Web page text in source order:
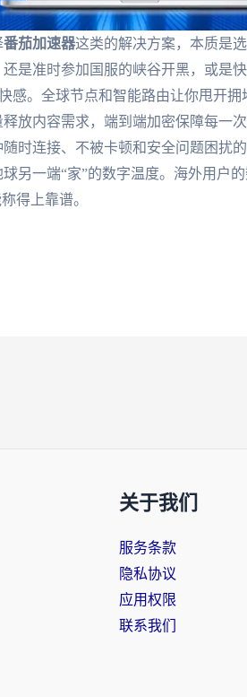
番茄加速器这类的解决方案，本质是
是准时参加国服的峡谷开黑，或是
感。全球节点和智能路由让你甩开
放内容需求，端到端加密保障每一
时连接、不被卡顿和安全问题困扰
另一端“家”的数字温度。海外用户
得上靠谱。
关于我们
服务条款
隐私协议
应用权限
联系我们